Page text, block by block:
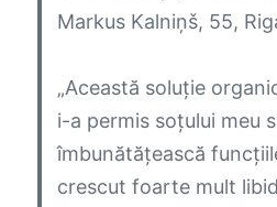
Markus Kalniņš, 55,
„Această soluție
i-a permis soțului meu
îmbunătățească
crescut foarte mult